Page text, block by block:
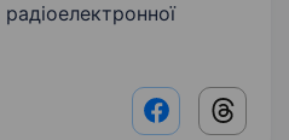
Facebook